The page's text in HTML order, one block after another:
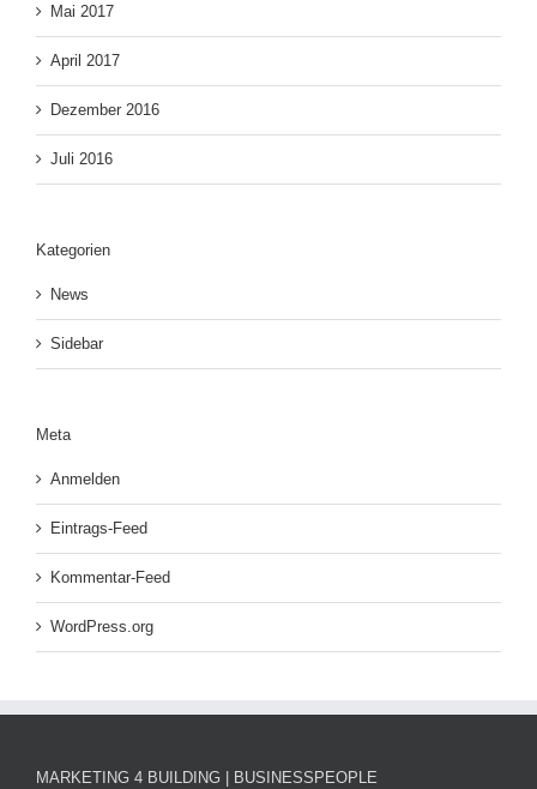
Mai 2017
April 2017
Dezember 2016
Juli 2016
Kategorien
News
Sidebar
Meta
Anmelden
Eintrags-Feed
Kommentar-Feed
WordPress.org
MARKETING 4 BUILDING | BUSINESSPEOPLE